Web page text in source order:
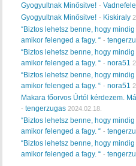
Gyogyultnak Minősitve! -
Gyogyultnak Minősitve! - Kiskiraly
“Biztos lehetsz benne, hogy
amikor felenged a fagy. “ -
“Biztos lehetsz benne, hogy
amikor felenged a fagy. “ -nora51
“Biztos lehetsz benne, hogy
amikor felenged a fagy. “ -nora51
Makara főorvos Úrtól kérdezem.
-tengerzugas 2024.02.18.
“Biztos lehetsz benne, hogy
amikor felenged a fagy. “ -
“Biztos lehetsz benne, hogy
amikor felenged a fagy. “ -